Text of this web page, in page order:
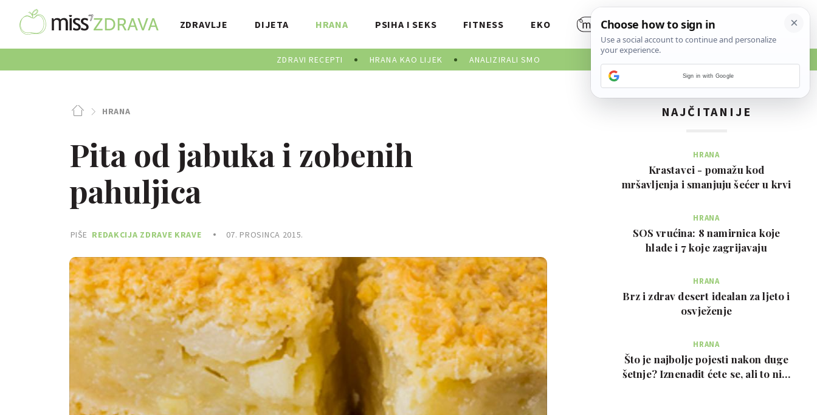
ZDRAVLJE DIJETA HRANA
ZDRAVI RECEPTI HRANA KAO LIJEK ANALIZIRALI SMO
PSIHA I SEKS FITNESS EKO
HRANA
Pita od jabuka i zobenih
pahuljica
PIŠE REDAKCIJA ZDRAVE KRAVE 07. PROSINCA 2015.
NAJČITANIJE
HRANA
Krastavci - pomažu kod
mršavljenja i smanjuju šećer u krvi
HRANA
SOS vrućina: 8 namirnica koje
hlade i 7 koje zagrijavaju
HRANA
Brz i zdrav desert idealan za ljeto i
osvježenje
HRANA
Što je najbolje pojesti nakon duge
šetnje? Iznenadit ćete se, ali to nije
Sign in with Google